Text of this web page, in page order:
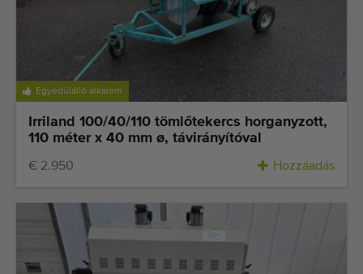
Egyedülálló alkalom
Irriland 100/40/110 tömlőtekercs horganyzott,
110 méter x 40 mm ø, távirányítóval
€ 2.950 Hozzáadás